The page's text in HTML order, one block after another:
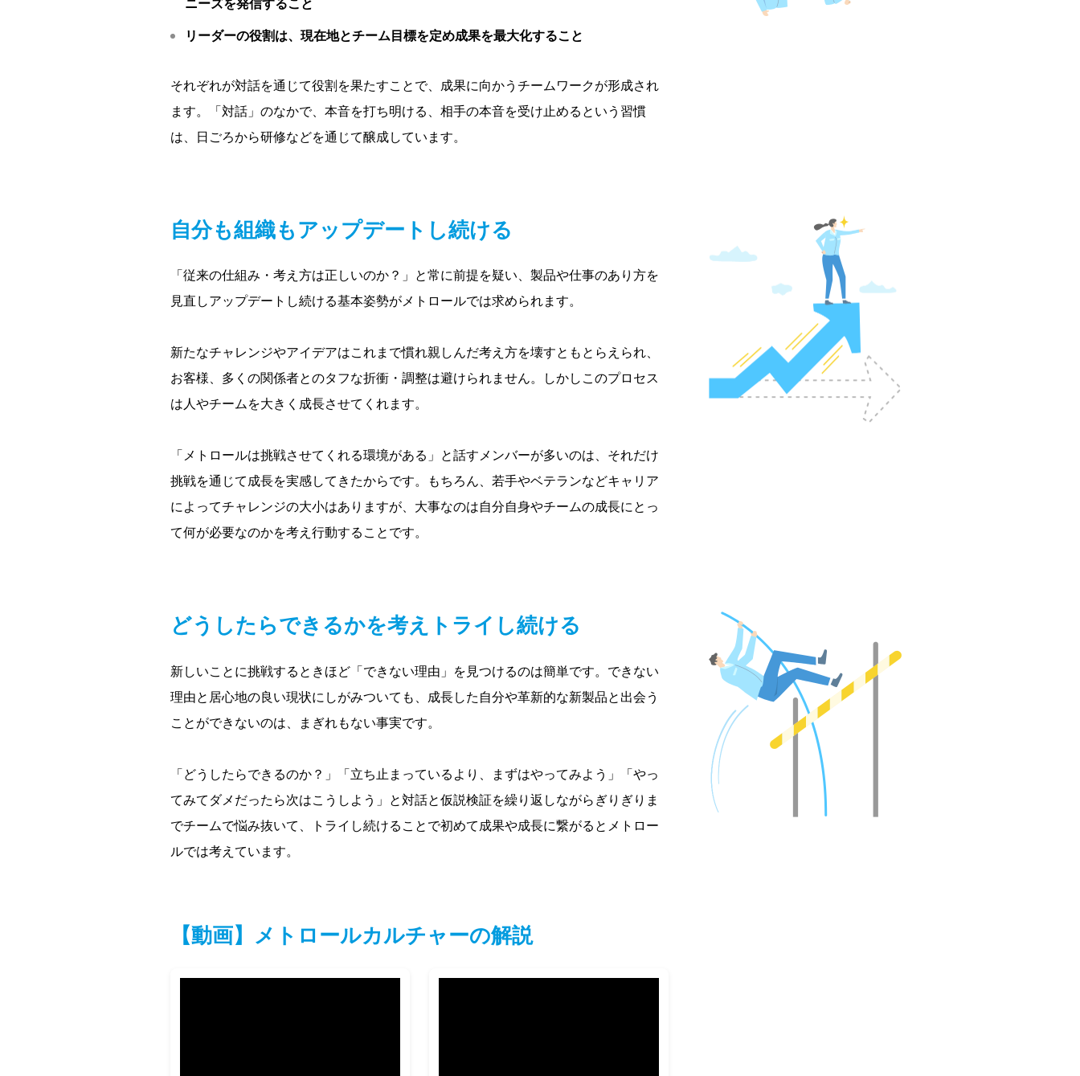
ニーズを発信すること
リーダーの役割は、現在地とチーム目標を定め成果を最大化すること
それぞれが対話を通じて役割を果たすことで、成果に向かうチームワークが形成され
ます。「対話」のなかで、本音を打ち明ける、相手の本音を受け止めるという習慣
は、日ごろから研修などを通じて醸成しています。
自分も組織もアップデートし続ける
「従来の仕組み・考え方は正しいのか？」と常に前提を疑い、製品や仕事のあり方を
見直しアップデートし続ける基本姿勢がメトロールでは求められます。
新たなチャレンジやアイデアはこれまで慣れ親しんだ考え方を壊すともとらえられ、
お客様、多くの関係者とのタフな折衝・調整は避けられません。しかしこのプロセス
は人やチームを大きく成長させてくれます。
「メトロールは挑戦させてくれる環境がある」と話すメンバーが多いのは、それだけ
挑戦を通じて成長を実感してきたからです。もちろん、若手やベテランなどキャリア
によってチャレンジの大小はありますが、大事なのは自分自身やチームの成長にとっ
て何が必要なのかを考え行動することです。
どうしたらできるかを考えトライし続ける
新しいことに挑戦するときほど「できない理由」を見つけるのは簡単です。できない
理由と居心地の良い現状にしがみついても、成長した自分や革新的な新製品と出会う
ことができないのは、まぎれもない事実です。
「どうしたらできるのか？」「立ち止まっているより、まずはやってみよう」「やっ
てみてダメだったら次はこうしよう」と対話と仮説検証を繰り返しながらぎりぎりま
でチームで悩み抜いて、トライし続けることで初めて成果や成長に繋がるとメトロー
ルでは考えています。
【動画】メトロールカルチャーの解説